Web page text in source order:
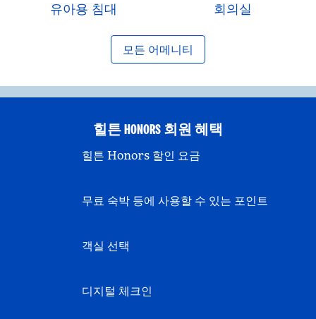
유아용 침대 회의실
모든 어메니티
힐튼 HONORS 회원 혜택
힐튼 Honors 할인 요금
무료 숙박 등에 사용할 수 있는 포인트
객실 선택
디지털 체크인